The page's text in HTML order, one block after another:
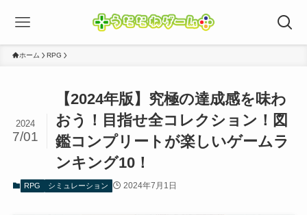
ホーム RPG
【2024年版】究極の達成感を味わ
おう！目指せ全コレクション！図
鑑コンプリートが楽しいゲームラ
ンキング10！
2024
7/01
RPG シミュレーション 2024年7月1日